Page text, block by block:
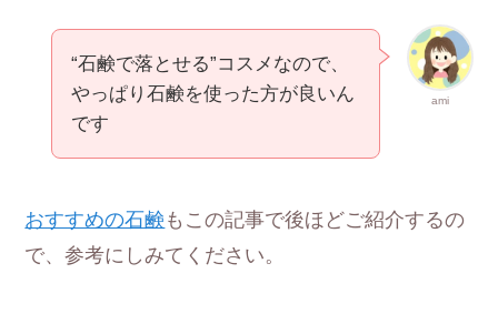
ami
“石鹸で落とせる”コスメなので、
やっぱり石鹸を使った方が良いん
です
おすすめの石鹸 もこの記事で後ほどご紹介するの
で、参考にしみてください。